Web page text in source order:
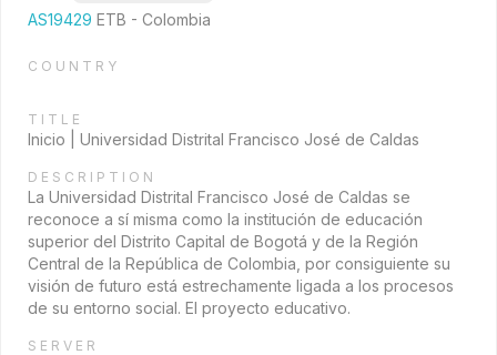
AS19429 ETB - Colombia
COUNTRY
TITLE
Inicio | Universidad Distrital Francisco José de Caldas
DESCRIPTION
La Universidad Distrital Francisco José de Caldas se
reconoce a sí misma como la institución de educación
superior del Distrito Capital de Bogotá y de la Región
Central de la República de Colombia, por consiguiente su
visión de futuro está estrechamente ligada a los procesos
de su entorno social. El proyecto educativo.
SERVER